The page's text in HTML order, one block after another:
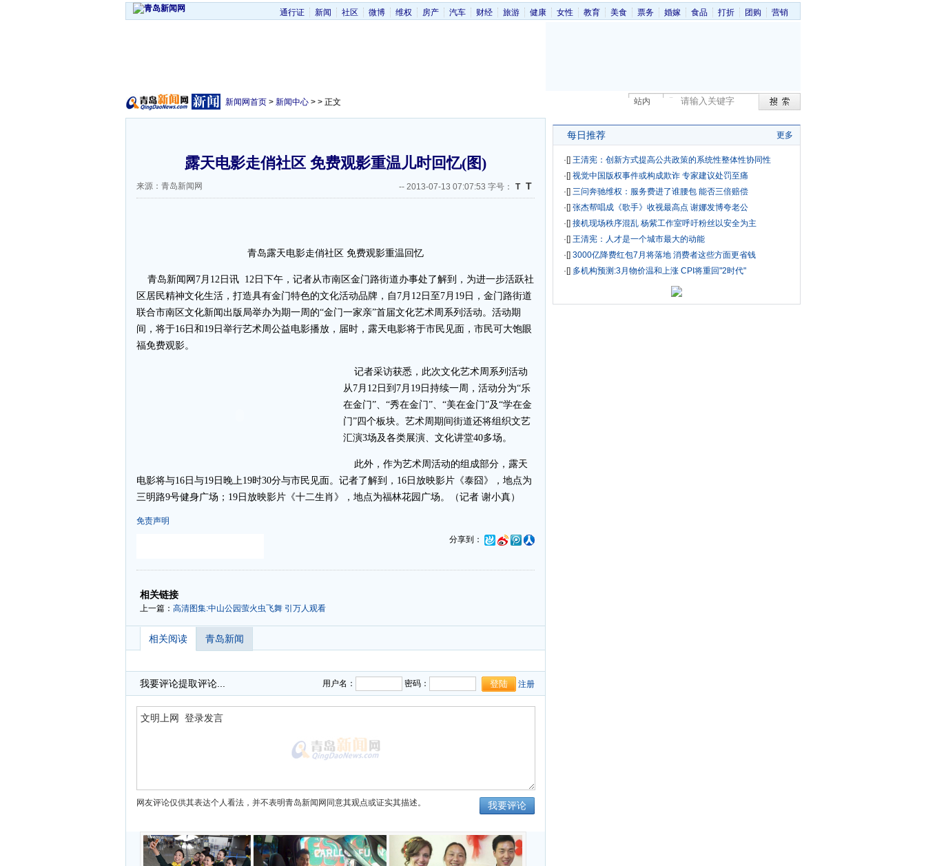
通行证 新闻 社区 微博 维权 房产 汽车 财经 旅游 健康 女性 教育 美食 票务 婚嫁 食品 打折 团购 营销
站内
新闻网首页 > 新闻中心 > > 正文
露天电影走俏社区 免费观影重温儿时回忆(图)
来源：青岛新闻网 -- 2013-07-13 07:07:53 字号： T T
青岛露天电影走俏社区 免费观影重温回忆
青岛新闻网7月12日讯 12日下午，记者从市南区金门路街道办事处了解到，为进一步活跃社
区居民精神文化生活，打造具有金门特色的文化活动品牌，自7月12日至7月19日，金门路街道
联合市南区文化新闻出版局举办为期一周的“金门一家亲”首届文化艺术周系列活动。活动期
间，将于16日和19日举行艺术周公益电影播放，届时，露天电影将于市民见面，市民可大饱眼
福免费观影。
记者采访获悉，此次文化艺术周系列活动
从7月12日到7月19日持续一周，活动分为“乐
在金门”、“秀在金门”、“美在金门”及“学在金
门”四个板块。艺术周期间街道还将组织文艺
汇演3场及各类展演、文化讲堂40多场。
此外，作为艺术周活动的组成部分，露天
电影将与16日与19日晚上19时30分与市民见面。记者了解到，16日放映影片《泰囧》，地点为
三明路9号健身广场；19日放映影片《十二生肖》，地点为福林花园广场。（记者 谢小真）
免责声明
分享到：
-
相关链接
上一篇： 高清图集:中山公园萤火虫飞舞 引万人观看
相关阅读 青岛新闻
我要评论提取评论... 用户名： 密码： 注册
网友评论仅供其表达个人看法，并不表明青岛新闻网同意其观点或证实其描述。
每日推荐 更多
·[] 王清宪：创新方式提高公共政策的系统性整体性协同性
·[] 视觉中国版权事件或构成欺诈 专家建议处罚至痛
·[] 三问奔驰维权：服务费进了谁腰包 能否三倍赔偿
·[] 张杰帮唱成《歌手》收视最高点 谢娜发博夸老公
·[] 接机现场秩序混乱 杨紫工作室呼吁粉丝以安全为主
·[] 王清宪：人才是一个城市最大的动能
·[] 3000亿降费红包7月将落地 消费者这些方面更省钱
·[] 多机构预测:3月物价温和上涨 CPI将重回"2时代"